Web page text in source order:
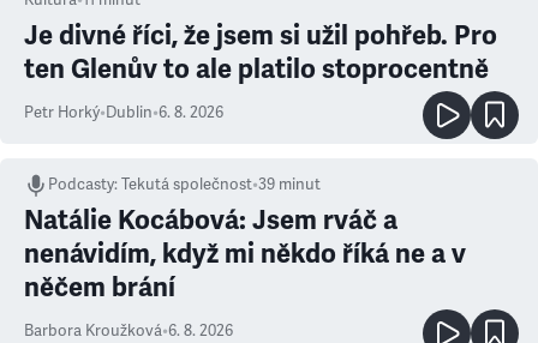
Je divné říci, že jsem si užil pohřeb. Pro
ten Glenův to ale platilo stoprocentně
Petr Horký•Dublin•6. 8. 2026
Podcasty:Tekutá společnost•39 minut
Natálie Kocábová: Jsem rváč a
nenávidím, když mi někdo říká ne a v
něčem brání
Barbora Kroužková•6. 8. 2026